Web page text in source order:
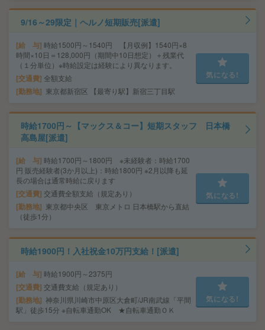
9/16～29限定｜ヘルノ短期販売[派遣]
給 与 時給1500円～1540円 【月収例】1540円×8
時間×10日＝128,000円（期間中10日想定）＋残業代
（１分単位）※時給設定は経験により異なります。
交通費 全額支給
勤務地 東京都新宿区 【最寄り駅】新宿三丁目駅
気になる!
時給1700円～【マックス＆コー】短期スタッフ 日本橋
高島屋[派遣]
給 与 時給1700円～1800円 ※未経験者：時給1700
円 販売経験者(3か月以上)：時給1800円 ※2月以降も延
長の場合は通常時給に戻ります
交通費 交通費全額支給（規定あり）
勤務地
東京都中央区 東京メトロ 日本橋駅から直結
（徒歩1分）
気になる!
時給1900円！入社祝金10万円支給！[派遣]
給 与 時給1900円～2375円
交通費 交通費支給（規定あり）
勤務地 神奈川県川崎市中原区大倉町/JR南武線「平間
駅」徒歩15分 ※自転車通勤OK ★自転車通勤ＯＫ
気になる!